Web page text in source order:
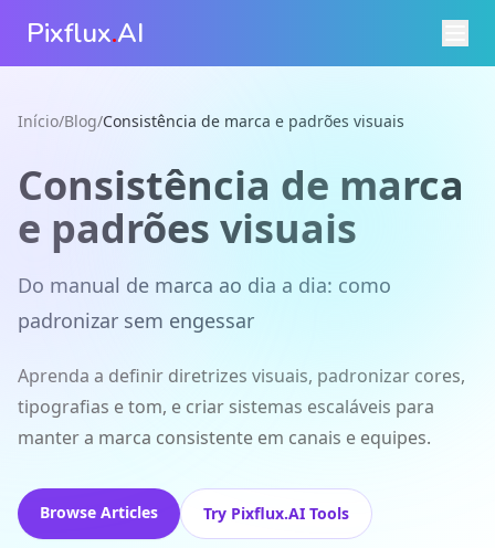
Pixflux.AI
Início/Blog/Consistência de marca e padrões visuais
Consistência de marca
e padrões visuais
Do manual de marca ao dia a dia: como
padronizar sem engessar
Aprenda a definir diretrizes visuais, padronizar cores,
tipografias e tom, e criar sistemas escaláveis para
manter a marca consistente em canais e equipes.
Browse Articles Try Pixflux.AI Tools